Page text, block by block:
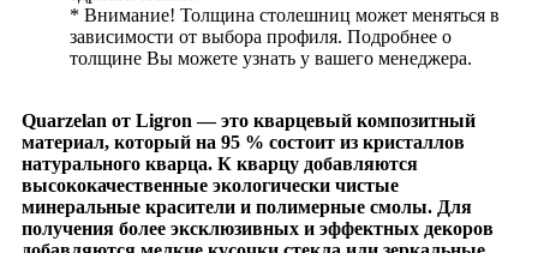
* Внимание! Толщина столешниц может меняться в
зависимости от выбора профиля. Подробнее о
толщине Вы можете узнать у вашего менеджера.
Quarzelan от Ligron — это кварцевый композитный
материал, который на 95 % состоит из кристаллов
натурального кварца. К кварцу добавляются
высококачественные экологически чистые
минеральные красители и полимерные смолы. Для
получения более эксклюзивных и эффектных декоров